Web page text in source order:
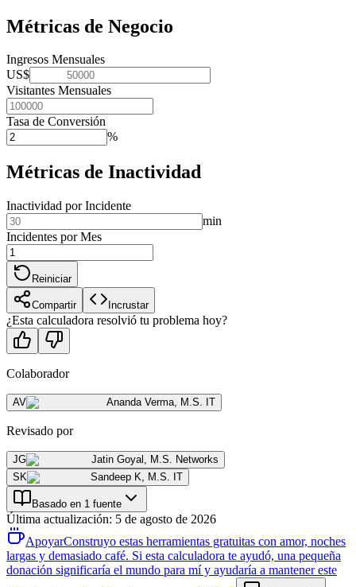
Métricas de Negocio
Ingresos Mensuales
US$
Visitantes Mensuales
Tasa de Conversión
%
Métricas de Inactividad
Inactividad por Incidente
min
Incidentes por Mes
Reiniciar
Compartir Incrustar
¿Esta calculadora resolvió tu problema hoy?
Colaborador
AV Ananda Verma, M.S. IT
Revisado por
JG Jatin Goyal , M.S. Networks
SK
Sandeep K, M.S. IT
Basado en 1 fuente
Última actualización: 5 de agosto de 2026
ApoyarConstruyo estas herramientas gratuitas con amor, noches
largas y demasiado café. Si esta calculadora te ayudó, una pequeña
donación significaría el mundo para mí y ayudaría a mantener este